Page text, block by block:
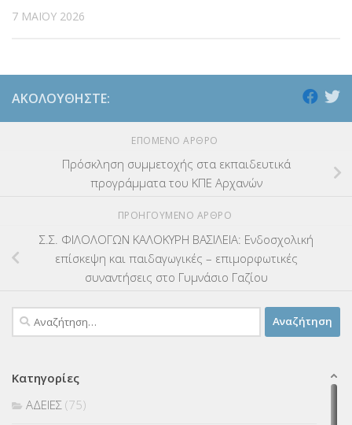
7 ΜΑΪ́ΟΥ 2026
ΑΚΟΛΟΥΘΉΣΤΕ:
ΕΠΌΜΕΝΟ ΆΡΘΡΟ
Πρόσκληση συμμετοχής στα εκπαιδευτικά
προγράμματα του ΚΠΕ Αρχανών
ΠΡΟΗΓΟΎΜΕΝΟ ΆΡΘΡΟ
Σ.Σ. ΦΙΛΟΛΟΓΩΝ ΚΑΛΟΚΥΡΗ ΒΑΣΙΛΕΙΑ: Ενδοσχολική
επίσκεψη και παιδαγωγικές – επιμορφωτικές
συναντήσεις στο Γυμνάσιο Γαζίου
Αναζήτηση
για:
Κατηγορίες
ΑΔΕΙΕΣ (75)